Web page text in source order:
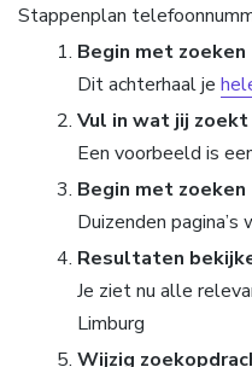
Stappenplan
Begin met zoeken
Dit achterhaal je
Vul in wat jij zoekt
Een voorbeeld is
Begin met
Duizenden
Resultaten
Je ziet nu alle
Limburg
Wijzig